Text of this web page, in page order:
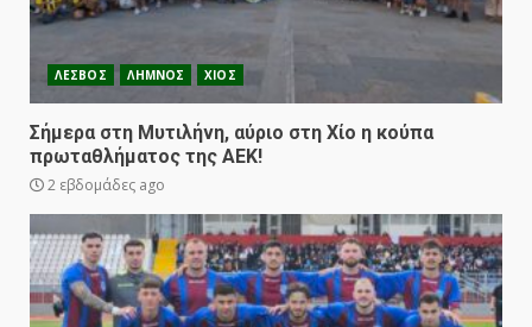
ΛΕΣΒΟΣ ΛΗΜΝΟΣ ΧΙΟΣ
Σήμερα στη Μυτιλήνη, αύριο στη Χίο η κούπα
πρωταθλήματος της ΑΕΚ!
2 εβδομάδες ago